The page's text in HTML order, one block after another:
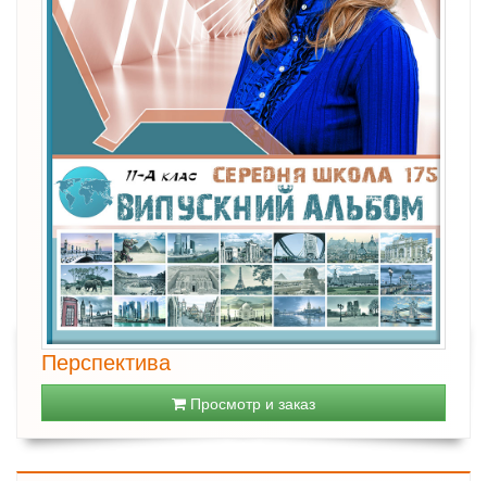
Перспектива
Просмотр и заказ